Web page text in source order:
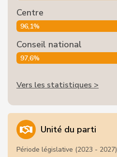
Centre
96,1%
Conseil national
97,6%
Vers les statistiques >
Unité du parti
Période législative (2023 - 2027)